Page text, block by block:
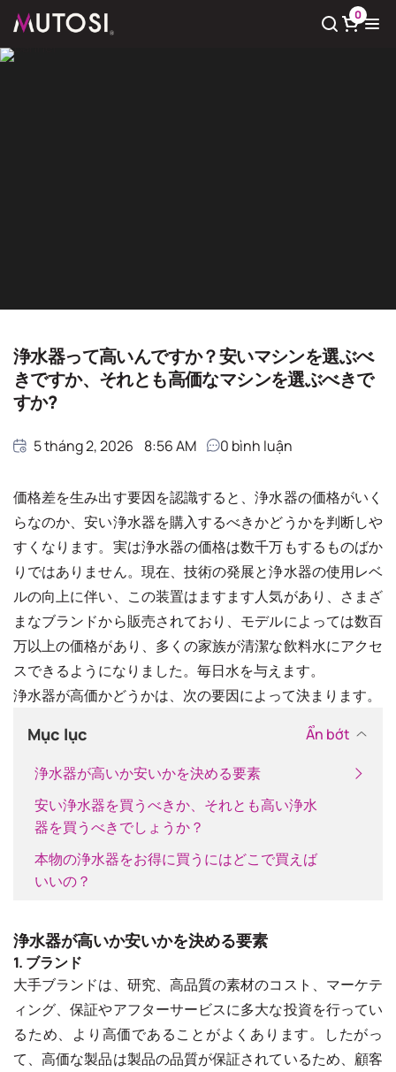
0
Trang chủ Giải pháp nước sạch
浄水器って高いんですか？安いマシンを選ぶべ
きですか、それとも高価なマシンを選ぶべきで
すか?
5 tháng 2, 2026 8:56 AM 0 bình luận
価格差を生み出す要因を認識すると、浄水器の価格がいく
らなのか、安い浄水器を購入するべきかどうかを判断しや
すくなります。実は浄水器の価格は数千万もするものばか
りではありません。現在、技術の発展と浄水器の使用レベ
ルの向上に伴い、この装置はますます人気があり、さまざ
まなブランドから販売されており、モデルによっては数百
万以上の価格があり、多くの家族が清潔な飲料水にアクセ
スできるようになりました。毎日水を与えます。
浄水器が高価かどうかは、次の要因によって決まります。
Mục lục
Ẩn bớt
浄水器が高いか安いかを決める要素
安い浄水器を買うべきか、それとも高い浄水
器を買うべきでしょうか？
本物の浄水器をお得に買うにはどこで買えば
いいの？
浄水器が高いか安いかを決める要素
1. ブランド
大手ブランドは、研究、高品質の素材のコスト、マーケテ
ィング、保証やアフターサービスに多大な投資を行ってい
るため、より高価であることがよくあります。したがっ
て、高価な製品は製品の品質が保証されているため、顧客